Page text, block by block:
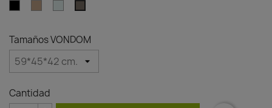
Tamaños VONDOM
Cantidad